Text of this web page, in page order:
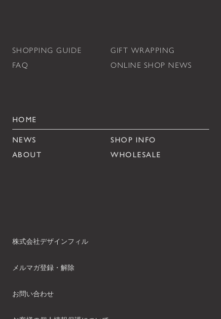
SHOPPING GUIDE
GIFT WRAPPING
FAQ
ONLINE SHOP NEWS
HOME
NEWS
SHOP INFO
ABOUT
WHOLESALE
株式会社デザインフィル
メルマガ登録・解除
お問い合わせ